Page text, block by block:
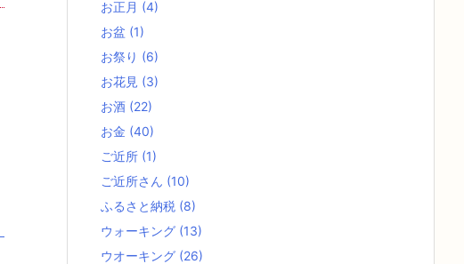
お正月 (4)
お盆 (1)
お祭り (6)
お花見 (3)
お酒 (22)
お金 (40)
ご近所 (1)
ご近所さん (10)
ふるさと納税 (8)
ウォーキング (13)
ウオーキング (26)